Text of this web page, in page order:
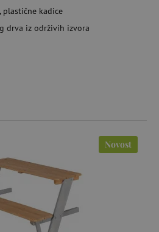
kadice
drva iz održivih izvora
Novost